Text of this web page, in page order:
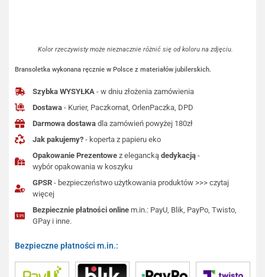
Kolor rzeczywisty może nieznacznie różnić się od koloru na zdjęciu.
Bransoletka wykonana ręcznie w Polsce z materiałów jubilerskich.
Szybka WYSYŁKA - w dniu złożenia zamówienia
Dostawa - Kurier, Paczkomat, OrlenPaczka, DPD
Darmowa dostawa dla zamówień powyżej 180zł
Jak pakujemy? - koperta z papieru eko
Opakowanie Prezentowe z eleganckądedykacją -
wybór opakowania w koszyku
GPSR - bezpieczeństwo użytkowania produktów >>> czytaj
więcej
Bezpiecznie płatności online m.in.: PayU, Blik, PayPo, Twisto,
GPay i inne.
Bezpieczne płatności m.in.: